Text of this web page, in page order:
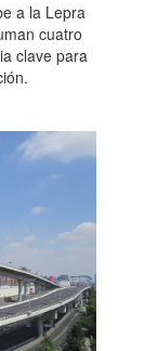
a la Lepra
cuatro
clave para